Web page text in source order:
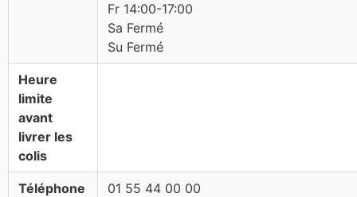
Fr 14:00-17:00
Sa Fermé
Su Fermé
Heure
limite
avant
livrer les
colis
Téléphone 01 55 44 00 00